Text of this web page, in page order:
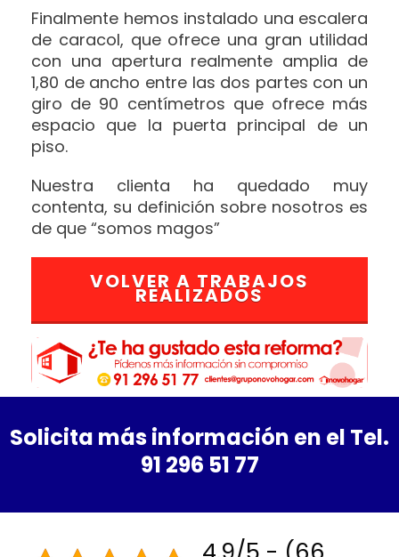
Finalmente hemos instalado una escalera
de caracol, que ofrece una gran utilidad
con una apertura realmente amplia de
1,80 de ancho entre las dos partes con un
giro de 90 centímetros que ofrece más
espacio que la puerta principal de un
piso.
Nuestra clienta ha quedado muy
contenta, su definición sobre nosotros es
de que “somos magos”
VOLVER A TRABAJOS
REALIZADOS
Solicita más información en el Tel.
91 296 51 77